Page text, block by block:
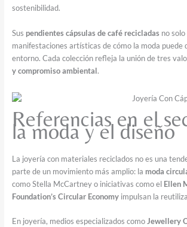
sostenibilidad.
Sus pendientes cápsulas de café recicladas no
manifestaciones artísticas de cómo la moda puede
entorno. Cada colección refleja la unión de tres
y compromiso ambiental.
Referencias en el
la moda y el diseño
La joyería con materiales reciclados no es una
parte de un movimiento más amplio: la moda
como Stella McCartney o iniciativas como el Ellen
Foundation’s Circular Economyimpulsan la
En joyería, medios especializados comoJewellery